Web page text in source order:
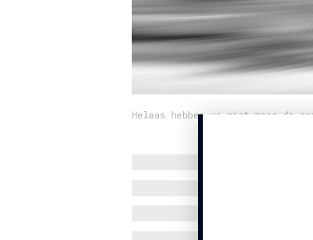
Helaas hebben we niet meer de